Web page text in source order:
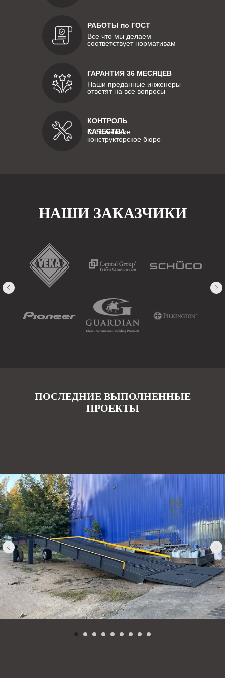
РАБОТЫ по ГОСТ
Все что мы делаем
соответствует нормативам
КОНТРОЛЬ
КАЧЕСТВА
Собственное
конструкторское бюро
ГАРАНТИЯ 36 МЕСЯЦЕВ
Наши преданные инженеры
ответят на все вопросы
НАШИ ЗАКАЗЧИКИ
ПОСЛЕДНИЕ ВЫПОЛНЕННЫЕ
ПРОЕКТЫ